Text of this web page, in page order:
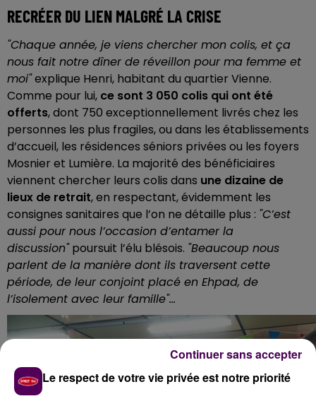
RECRÉER DU LIEN MALGRÉ LA CRISE
"Chaque année, je viens chercher mon colis, et ça
nous fait notre dîner de réveillon pour ma femme et
moi"explique Henri, habitant du quartier Vienne.
Comme pour lui, ce sont 3 050 colis qui ont été
offerts, dont 750 exceptionnellement livrés chez les
personnes les plus fragiles, ou dans les établissements
d’accueil, les résidences séniors privées ou les foyers
Mosnier et Lumière. La majorité des bénéficiaires
viennent chercher leurs colis dans une dizaine de
lieux de retrait, en respectant, évidemment les
consignes sanitaires que l’on ne détaille plus : "C’est
aussi pour nous l’occasion d’entamer la
discussion"poursuit l’élu blésois. "Beaucoup nous
parlent de la manière dont ils traversent cette
période, de leur conjoint placé en Ehpad, de
l’isolement avec leur famille"...
Le respect de votre vie privée est notre priorité
Continuer sans accepter